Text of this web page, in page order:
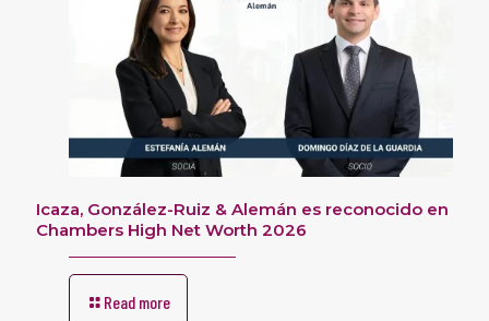
Icaza, González-Ruiz & Alemán es reconocido en
Chambers High Net Worth 2026
Read more